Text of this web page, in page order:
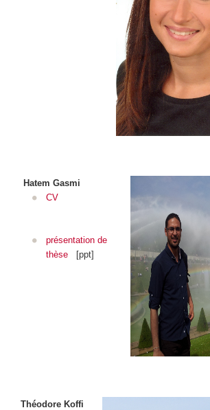
Hatem Gasmi
CV
présentation de
thèse[ppt]
Théodore Koffi